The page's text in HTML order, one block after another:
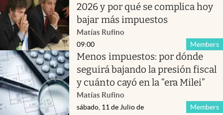
2026 y por qué se complica hoy
bajar más impuestos
Matías Rufino
Members
09:00
Menos impuestos: por dónde
seguirá bajando la presión fiscal
y cuánto cayó en la “era Milei”
Matías Rufino
Members
sábado, 11 de Julio de